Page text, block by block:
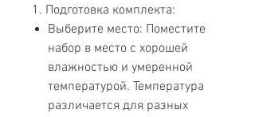
1. Подготовка комплекта:
Выберите место: Поместите
набор в место с хорошей
влажностью и умеренной
температурой. Температура
различается для разных